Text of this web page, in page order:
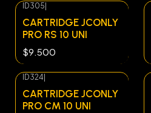
ID305
CARTRIDGE JCONLY
PRO RS 10 UNI
$9.500
ID324
CARTRIDGE JCONLY
PRO CM 10 UNI